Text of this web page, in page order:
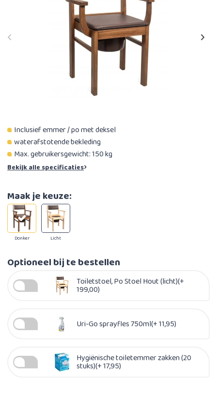
Inclusief emmer / po met deksel
waterafstotende bekleding
Max. gebruikersgewicht: 150 kg​
Bekijk alle specificaties
Maak je keuze:
Donker Licht
Optioneel bij te bestellen
Toiletstoel, Po Stoel Hout (licht)(+
199,00)
Uri-Go sprayfles 750ml(+ 11,95)
Hygiënische toiletemmer zakken (20
stuks)(+ 17,95)